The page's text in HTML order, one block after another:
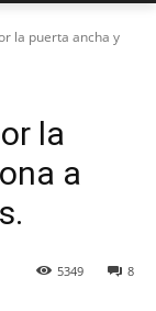
la puerta ancha y
la
a
8
5349